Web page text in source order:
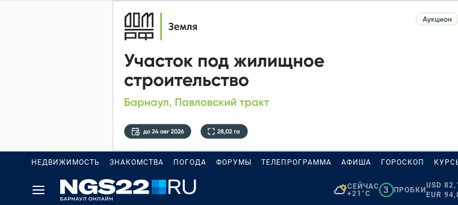
НЕДВИЖИМОСТЬ ЗНАКОМСТВА ПОГОДА ФОРУМЫ ТЕЛЕПРОГРАММА АФИША ГОРОСКОП
СЕЙЧАС
+21°C
3 ПРОБКИ
USD
EUR